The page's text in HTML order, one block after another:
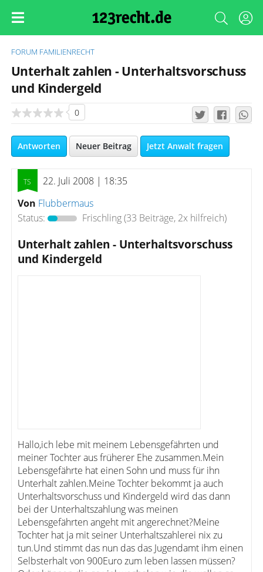
FORUM FAMILIENRECHT
Unterhalt zahlen - Unterhaltsvorschuss
und Kindergeld
0
Antworten Neuer Beitrag Jetzt Anwalt fragen
22. Juli 2008 | 18:35
Von Flubbermaus
Status:
Frischling(33 Beiträge, 2x hilfreich)
Unterhalt zahlen - Unterhaltsvorschuss
und Kindergeld
Hallo,ich lebe mit meinem Lebensgefährten und
meiner Tochter aus früherer Ehe zusammen.Mein
Lebensgefährte hat einen Sohn und muss für ihn
Unterhalt zahlen.Meine Tochter bekommt ja auch
Unterhaltsvorschuss und Kindergeld wird das dann
bei der Unterhaltszahlung was meinen
Lebensgefährten angeht mit angerechnet?Meine
Tochter hat ja mit seiner Unterhaltszahlerei nix zu
tun.Und stimmt das nun das das Jugendamt ihm einen
Selbsterhalt von 900Euro zum leben lassen müssen?